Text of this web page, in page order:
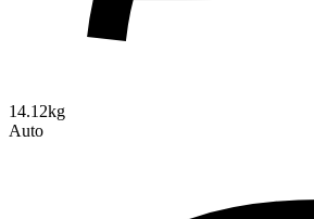
14.12kg
Auto